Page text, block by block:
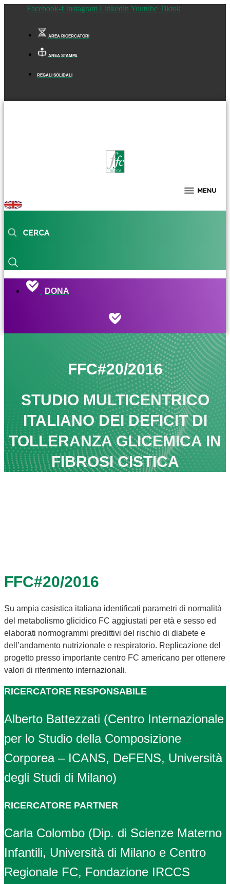
Facebook-f Instagram Linkedin Youtube Tiktok
AREA RICERCATORI
AREA STAMPA
REGALI SOLIDALI
DONA
FFC#20/2016
STUDIO MULTICENTRICO
ITALIANO DEI DEFICIT DI
TOLLERANZA GLICEMICA IN
FIBROSI CISTICA
FFC#20/2016
Su ampia casistica italiana identificati parametri di normalità
del metabolismo glicidico FC aggiustati per età e sesso ed
elaborati normogrammi predittivi del rischio di diabete e
dell’andamento nutrizionale e respiratorio. Replicazione del
progetto presso importante centro FC americano per ottenere
valori di riferimento internazionali.
RICERCATORE RESPONSABILE
Alberto Battezzati (Centro Internazionale
per lo Studio della Composizione
Corporea – ICANS, DeFENS, Università
degli Studi di Milano)
RICERCATORE PARTNER
Carla Colombo (Dip. di Scienze Materno
Infantili, Università di Milano e Centro
Regionale FC, Fondazione IRCCS